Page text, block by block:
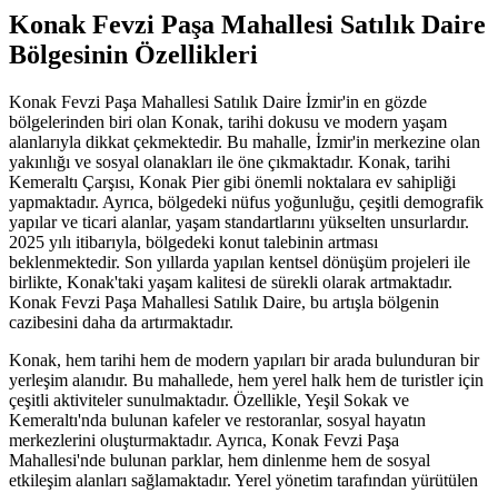
Konak Fevzi Paşa Mahallesi Satılık Daire
Bölgesinin Özellikleri
Konak Fevzi Paşa Mahallesi Satılık Daire İzmir'in en gözde
bölgelerinden biri olan Konak, tarihi dokusu ve modern yaşam
alanlarıyla dikkat çekmektedir. Bu mahalle, İzmir'in merkezine olan
yakınlığı ve sosyal olanakları ile öne çıkmaktadır. Konak, tarihi
Kemeraltı Çarşısı, Konak Pier gibi önemli noktalara ev sahipliği
yapmaktadır. Ayrıca, bölgedeki nüfus yoğunluğu, çeşitli demografik
yapılar ve ticari alanlar, yaşam standartlarını yükselten unsurlardır.
2025 yılı itibarıyla, bölgedeki konut talebinin artması
beklenmektedir. Son yıllarda yapılan kentsel dönüşüm projeleri ile
birlikte, Konak'taki yaşam kalitesi de sürekli olarak artmaktadır.
Konak Fevzi Paşa Mahallesi Satılık Daire, bu artışla bölgenin
cazibesini daha da artırmaktadır.
Konak, hem tarihi hem de modern yapıları bir arada bulunduran bir
yerleşim alanıdır. Bu mahallede, hem yerel halk hem de turistler için
çeşitli aktiviteler sunulmaktadır. Özellikle, Yeşil Sokak ve
Kemeraltı'nda bulunan kafeler ve restoranlar, sosyal hayatın
merkezlerini oluşturmaktadır. Ayrıca, Konak Fevzi Paşa
Mahallesi'nde bulunan parklar, hem dinlenme hem de sosyal
etkileşim alanları sağlamaktadır. Yerel yönetim tarafından yürütülen